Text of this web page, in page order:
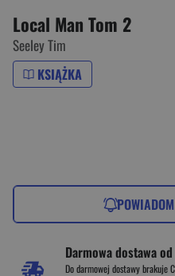
Local Man Tom 2
Seeley Tim
KSIĄŻKA
Darmowa dostawa od
Do darmowej dostawy brakuje